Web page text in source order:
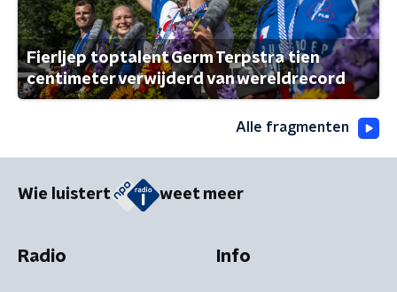
Fierljep toptalent Germ Terpstra tien
centimeter verwijderd van wereldrecord
Alle fragmenten
Wie luistert weet meer
Radio Info